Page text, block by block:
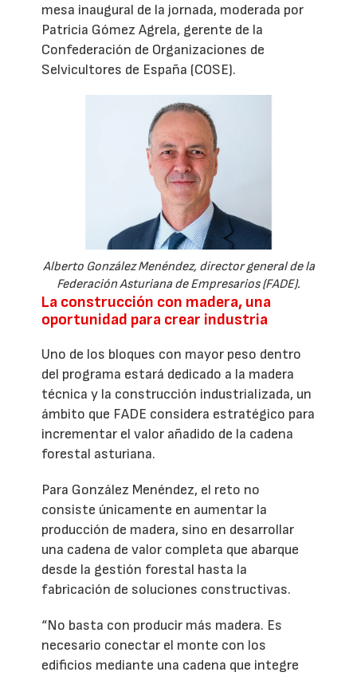
mesa inaugural de la jornada, moderada por
Patricia Gómez Agrela, gerente de la
Confederación de Organizaciones de
Selvicultores de España (COSE).
Alberto González Menéndez, director general de la
Federación Asturiana de Empresarios (FADE).
La construcción con madera, una
oportunidad para crear industria
Uno de los bloques con mayor peso dentro
del programa estará dedicado a la madera
técnica y la construcción industrializada, un
ámbito que FADE considera estratégico para
incrementar el valor añadido de la cadena
forestal asturiana.
Para González Menéndez, el reto no
consiste únicamente en aumentar la
producción de madera, sino en desarrollar
una cadena de valor completa que abarque
desde la gestión forestal hasta la
fabricación de soluciones constructivas.
“No basta con producir más madera. Es
necesario conectar el monte con los
edificios mediante una cadena que integre